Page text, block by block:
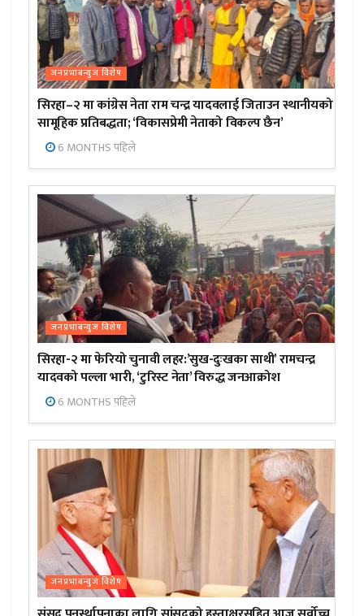
जनप्रभाबन्युज विशेष
सिरहा–२ मा कांग्रेस नेता राम चन्द्र यादवलाई जिताउन स्थानीयको
सामूहिक प्रतिबद्धता; ‘विकासप्रेमी नेताको विकल्प छैन’
6 MONTHS पहिले
जनप्रभाबन्युज विशेष
सिरहा-२ मा फेरियो चुनावी लहर:’सुख-दुःखका साथी’ रामचन्द्र
यादवको पल्ला भारी, ‘टुरिस्ट नेता’ विरुद्ध जनआक्रोश
6 MONTHS पहिले
जनप्रभाबन्युज विशेष